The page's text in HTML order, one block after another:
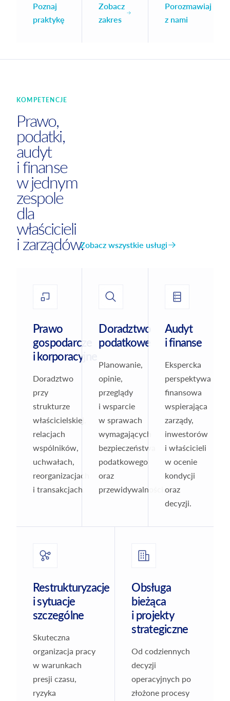
Poznaj
praktykę
Zobacz
zakres
Porozmawiaj
z nami
KOMPETENCJE
Prawo,
podatki,
audyt
i finanse
w jednym
zespole
dla
właścicieli
i zarządów.Zobacz wszystkie usługi
Prawo
gospodarcze
i korporacyjne
Doradztwo
przy
strukturze
właścicielskiej,
relacjach
wspólników,
uchwałach,
reorganizacjach
i transakcjach.
Doradztwo
podatkowe
Planowanie,
opinie,
przeglądy
i wsparcie
w sprawach
wymagających
bezpieczeństwa
podatkowego
oraz
przewidywalności.
Audyt
i finanse
Ekspercka
perspektywa
finansowa
wspierająca
zarządy,
inwestorów
i właścicieli
w ocenie
kondycji
oraz
decyzji.
Restrukturyzacje
i sytuacje
szczególne
Skuteczna
organizacja pracy
w warunkach
presji czasu,
ryzyka
Obsługa
bieżąca
i projekty
strategiczne
Od codziennych
decyzji
operacyjnych po
złożone procesy